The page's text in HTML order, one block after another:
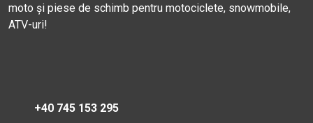
moto și piese de schimb pentru motociclete, snowmobile,
ATV-uri!
+40 745 153 295